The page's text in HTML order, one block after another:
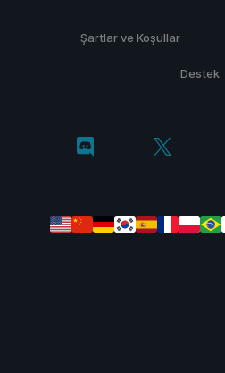
Şartlar ve Koşullar
Destek